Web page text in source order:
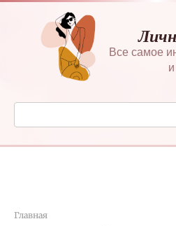
Перейти
контенту
Все самое
Поиск:
Главная